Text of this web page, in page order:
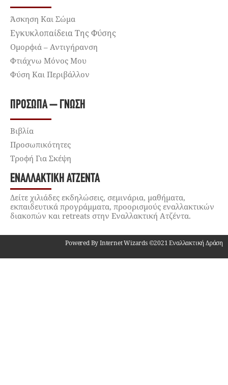
Άσκηση Και Σώμα
Εγκυκλοπαίδεια Της Φύσης
Ομορφιά – Αντιγήρανση
Φτιάχνω Μόνος Μου
Φύση Και Περιβάλλον
ΠΡΌΣΩΠΑ – ΓΝΏΣΗ
Βιβλία
Προσωπικότητες
Τροφή Για Σκέψη
ΕΝΑΛΛΑΚΤΙΚΉ ΑΤΖΈΝΤΑ
Δείτε χιλιάδες εκδηλώσεις, σεμινάρια, μαθήματα,
εκπαιδευτικά προγράμματα, προορισμούς εναλλακτικών
διακοπών και retreats στην Εναλλακτική Ατζέντα.
Powered By Internet Wizards ©2021 Εναλλακτική Δράση